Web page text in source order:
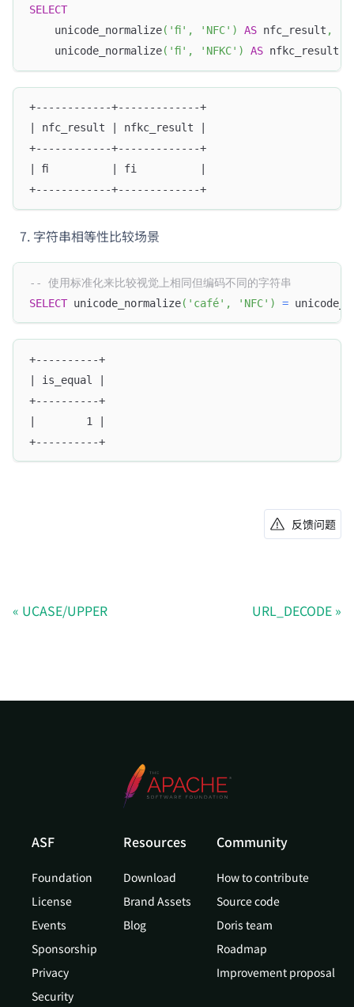
SELECT
    unicode_normalize
( 'ﬁ' , 'NFC' ) AS nfc_result ,
    unicode_normalize
( 'ﬁ' , 'NFKC' ) AS nfkc_result
+------------+-------------+
| nfc_result | nfkc_result |
+------------+-------------+
| ﬁ          | fi          |
+------------+-------------+
字符串相等性比较场景
-- 使用标准化来比较视觉上相同但编码不同的字符串
SELECT unicode_normalize( 'café' , 'NFC' ) =
+----------+
| is_equal |
+----------+
|        1 |
+----------+
反馈问题
UCASE/UPPER URL_DECODE
ASF
Foundation
License
Events
Sponsorship
Privacy
Security
Resources
Download
Brand Assets
Blog
Community
How to contribute
Source code
Doris team
Roadmap
Improvement proposal